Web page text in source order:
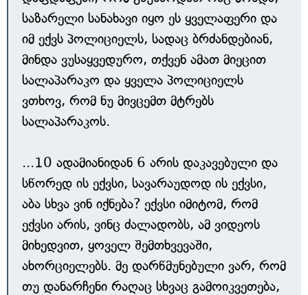
საზარელი სანახავი იყო ეს ყველაფერი და
იმ ექვს პოლიციელს, სადაც ბრძანდებიან,
მინდა ვუსაყვედურო, თქვენ ამათ მიეცით
სალაპარაკო და ყველა პოლიციელს
ვთხოვ, რომ ნუ მივცემთ მტრებს
სალაპარაკოს.
...10 ადამიანიდან 6 არის დაკავებული და
სწორედ ის ექვსი, სავარაუდოდ ის ექვსი,
აბა სხვა ვინ იქნება? ექვსი იმიტომ, რომ
ექვსი არის, ვინც ძალადობს, ამ ვიდეოს
მიხედვით, ყოველ შემთხვევაში,
ახორციელებს. მე დარწმუნებული ვარ, რომ
თუ დანარჩენი რაღაც სხვაც გამოიკვეთება,